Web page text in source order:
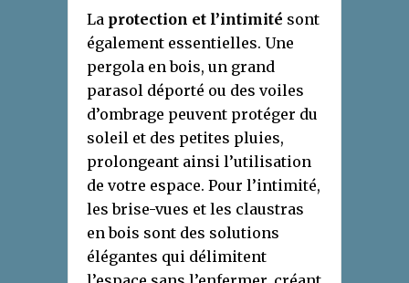
La protection et l’intimité sont
également essentielles. Une
pergola en bois, un grand
parasol déporté ou des voiles
d’ombrage peuvent protéger du
soleil et des petites pluies,
prolongeant ainsi l’utilisation
de votre espace. Pour l’intimité,
les brise-vues et les claustras
en bois sont des solutions
élégantes qui délimitent